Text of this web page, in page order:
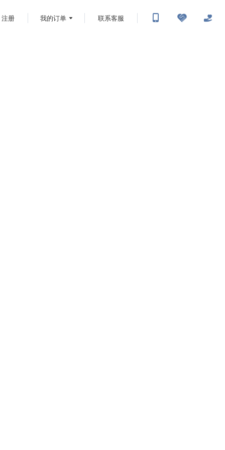
注册 我的订单 联系客服